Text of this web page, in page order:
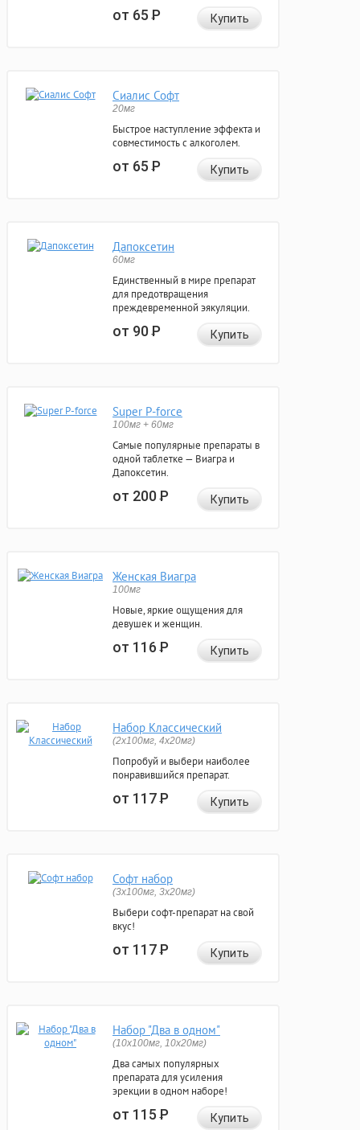
от 65Р Купить
Сиалис Софт
20мг
Быстрое наступление эффекта и
совместимость с алкоголем.
от 65Р Купить
Дапоксетин
60мг
Единственный в мире препарат
для предотвращения
преждевременной эякуляции.
от 90Р Купить
Super P-force
100мг + 60мг
Самые популярные препараты в
одной таблетке — Виагра и
Дапоксетин.
от 200Р Купить
Женская Виагра
100мг
Новые, яркие ощущения для
девушек и женщин.
от 116Р Купить
Набор Классический
(2x100мг, 4x20мг)
Попробуй и выбери наиболее
понравившийся препарат.
от 117Р Купить
Софт набор
(3x100мг, 3x20мг)
Выбери софт-препарат на свой
вкус!
от 117Р Купить
Набор "Два в одном"
(10x100мг, 10x20мг)
Два самых популярных
препарата для усиления
эрекции в одном наборе!
от 115Р Купить